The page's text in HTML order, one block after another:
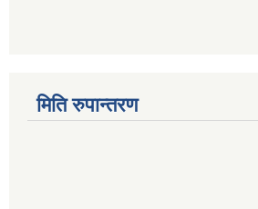
मिति रुपान्तरण